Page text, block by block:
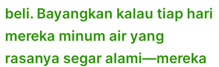
beli. Bayangkan kalau tiap hari
mereka minum air yang
rasanya segar alami—mereka